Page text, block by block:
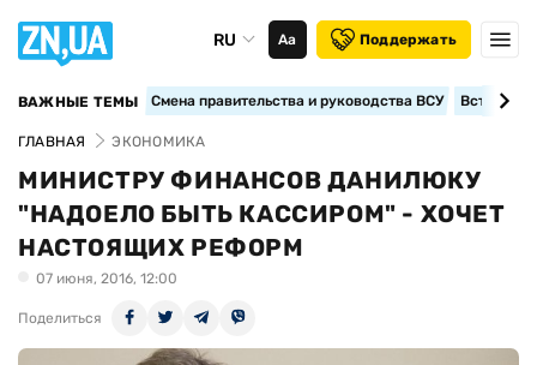
RU Аа Поддержать
ВАЖНЫЕ ТЕМЫ Смена правительства и руководства ВСУ
ГЛАВНАЯ ЭКОНОМИКА
МИНИСТРУ ФИНАНСОВ ДАНИЛЮКУ
"НАДОЕЛО БЫТЬ КАССИРОМ" - ХОЧЕТ
НАСТОЯЩИХ РЕФОРМ
07 июня, 2016, 12:00
Поделиться